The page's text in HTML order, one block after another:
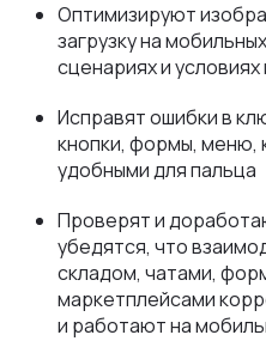
Оптимизируют
загрузку на
сценариях и
Исправят ошибки в
кнопки, формы, меню,
удобными для пальца
Проверят и
убедятся, что
складом, чатами,
маркетплейсами
и работают на